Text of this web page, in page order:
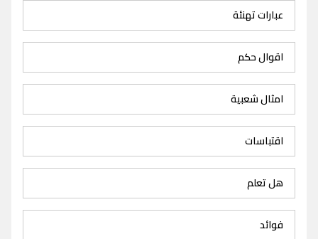
عبارات تهنئة
اقوال حكم
امثال شعبية
اقتباسات
هل تعلم
فوائد